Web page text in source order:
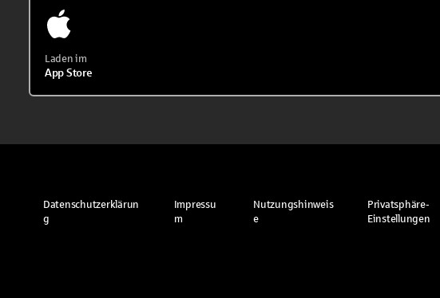
Laden im
App Store
Datenschutzerklärun
g
Impressu
m
Nutzungshinweis
e
Privatsphäre-
Einstellungen